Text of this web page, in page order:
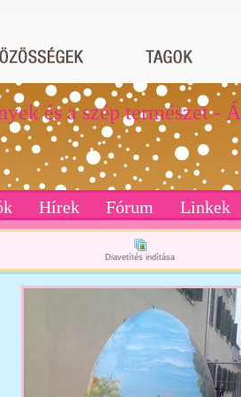
és a szép természet -
Hírek Fórum Linkek
Diavetítés indítása